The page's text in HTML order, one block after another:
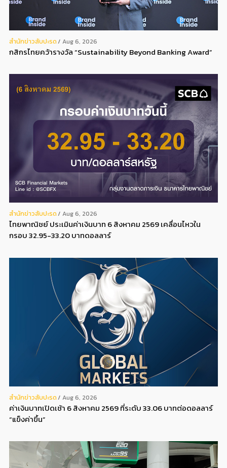
สํานักข่าวสับปะรด Aug 6, 2026
กสิกรไทยคว้ารางวัล “Sustainability Beyond Banking Award”
สํานักข่าวสับปะรด Aug 6, 2026
ไทยพาณิชย์ ประเมินค่าเงินบาท 6 สิงหาคม 2569 เคลื่อนไหวใน
กรอบ 32.95-33.20 บาทดอลลาร์
สํานักข่าวสับปะรด Aug 6, 2026
ค่าเงินบาทเปิดเช้า 6 สิงหาคม 2569 ที่ระดับ 33.06 บาทต่อดอลลาร์
“แข็งค่าขึ้น”